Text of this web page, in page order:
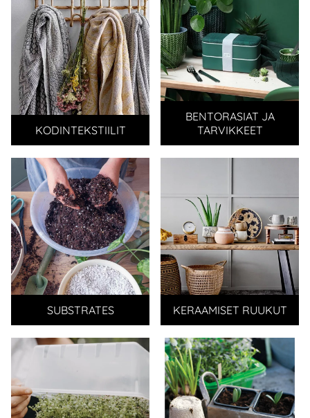
KODINTEKSTIILIT
BENTORASIAT JA
TARVIKKEET
SUBSTRATES KERAAMISET RUUKUT